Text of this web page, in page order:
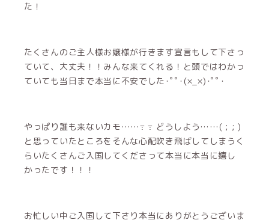
た！
たくさんのご主人様お嬢様が行きます宣言もして下さっ
ていて、大丈夫！！みんな来てくれる！と頭ではわかっ
ていても当日まで本当に不安でした･ﾟﾟ･(×_×)･ﾟﾟ･
やっぱり誰も来ないカモ……߹ ߹ どうしよう……( ; ; )
と思っていたところをそんな心配吹き飛ばしてしまうく
らいたくさんご入国してくださって本当に本当に嬉し
かったです！！！
お忙しい中ご入国して下さり本当にありがとうございま